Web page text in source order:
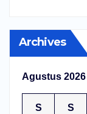
Archives
Agustus 2026
S S